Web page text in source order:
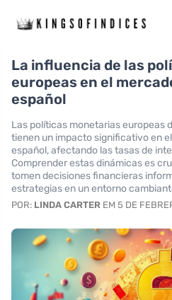
La influencia de las
europeas en el
español
Las políticas monetarias europeas
tienen un impacto significativo en
español, afectando las tasas de
Comprender estas dinámicas es
tomen decisiones financieras
estrategias en un entorno
POR: LINDA CARTER EM 5 DE